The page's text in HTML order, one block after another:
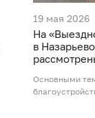
19 мая 2026
На
в
Основными